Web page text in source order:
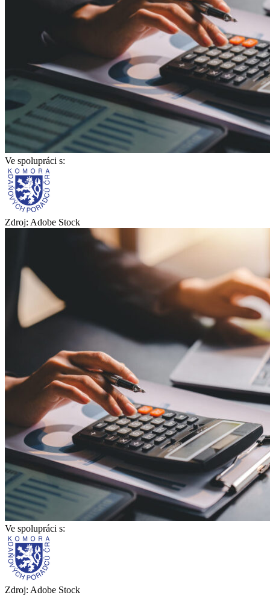
Ve spolupráci s:
Zdroj: Adobe Stock
Ve spolupráci s:
Zdroj: Adobe Stock